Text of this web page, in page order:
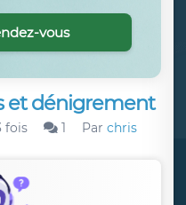
et dénigrement
fois 1 Par chris
vous